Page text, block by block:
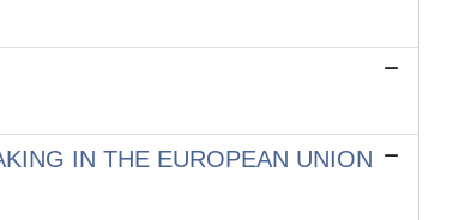
IN THE EUROPEAN UNION